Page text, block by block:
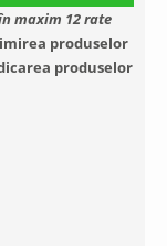
maxim 12 rate
produselor
produselor